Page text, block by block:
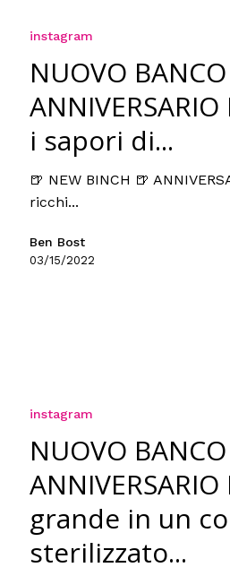
instagram
NUOVO
i sapori di...
🍺 NEW BINCH 🍺
ricchi...
Ben Bost
03/15/2022
instagram
NUOVO
grande in un
sterilizzato...